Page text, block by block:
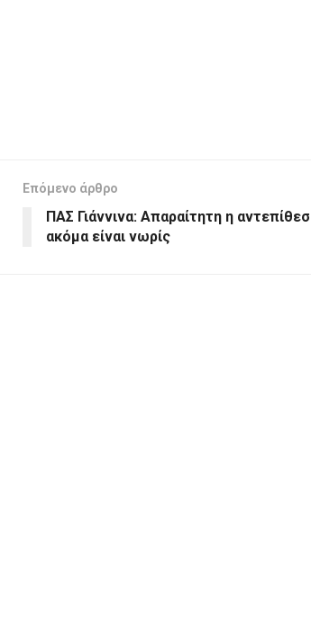
Επόμενο άρθρο
ΠΑΣ Γιάννινα: Απαραίτητη η
ακόμα είναι νωρίς